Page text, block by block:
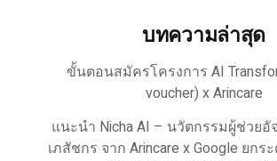
บทความล่าสุด
ขั้นตอนสมัครโครงการ AI
voucher) x Arincare
แนะนำ Nicha AI – นวัตกรรมผู้ช่วย
เภสัชกร จาก Arincare x Google ยก